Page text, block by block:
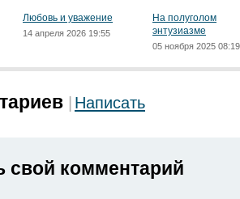
Любовь и уважение
14 апреля 2026 19:55
На полуголом
энтузиазме
05 ноября 2025 08:19
Написать
свой комментарий